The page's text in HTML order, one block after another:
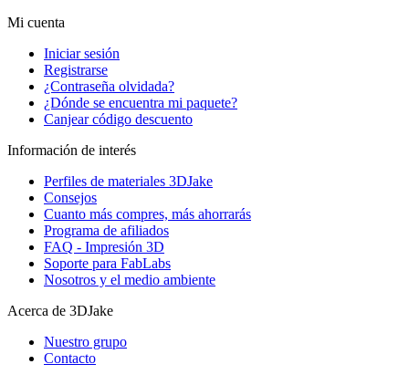
Mi cuenta
Iniciar sesión
Registrarse
¿Contraseña olvidada?
¿Dónde se encuentra mi paquete?
Canjear código descuento
Información de interés
Perfiles de materiales 3DJake
Consejos
Cuanto más compres, más ahorrarás
Programa de afiliados
FAQ - Impresión 3D
Soporte para FabLabs
Nosotros y el medio ambiente
Acerca de 3DJake
Nuestro grupo
Contacto